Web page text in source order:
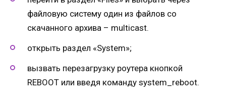
файловую систему один из файлов со
скачанного архива – multicast.
открыть раздел «System»;
вызвать перезагрузку роутера кнопкой
REBOOT или введя команду system_reboot.